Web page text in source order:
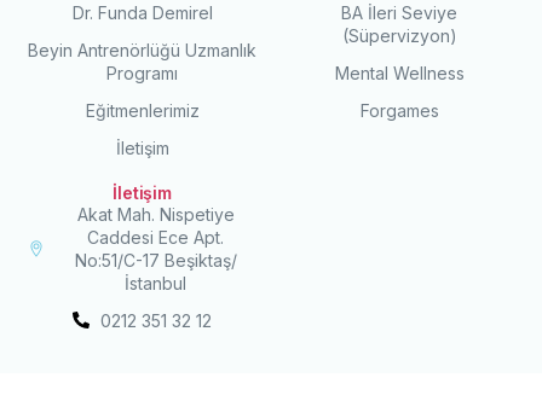
Dr. Funda Demirel
Beyin Antrenörlüğü Uzmanlık
Programı
Eğitmenlerimiz
İletişim
BA İleri Seviye
(Süpervizyon)
Mental Wellness
Forgames
İletişim
Akat Mah. Nispetiye
Caddesi Ece Apt.
No:51/C-17 Beşiktaş/
İstanbul
0212 351 32 12